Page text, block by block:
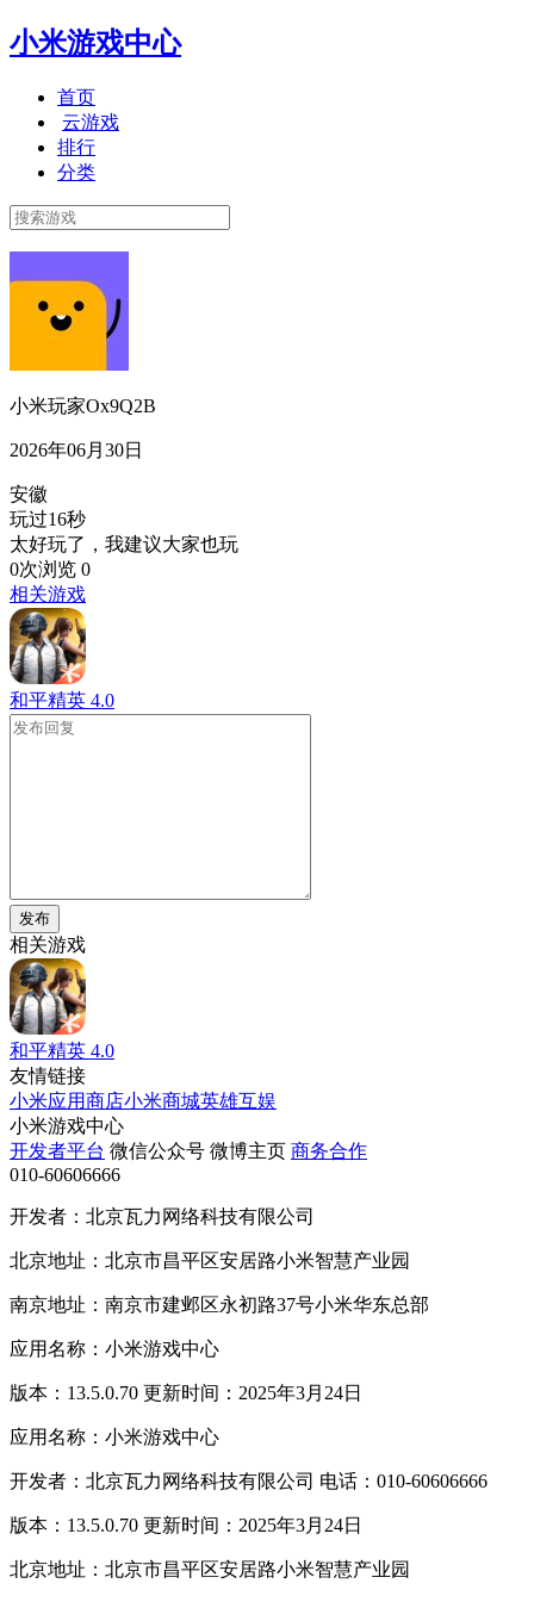
小米游戏中心
首页
云游戏
排行
分类
小米玩家Ox9Q2B
2026年06月30日
安徽
玩过16秒
太好玩了，我建议大家也玩
0次浏览 0
相关游戏
和平精英 4.0
发布
相关游戏
和平精英 4.0
友情链接
小米应用商店小米商城英雄互娱
小米游戏中心
开发者平台 微信公众号 微博主页 商务合作
010-60606666
开发者：北京瓦力网络科技有限公司
北京地址：北京市昌平区安居路小米智慧产业园
南京地址：南京市建邺区永初路37号小米华东总部
应用名称：小米游戏中心
版本：13.5.0.70 更新时间：2025年3月24日
应用名称：小米游戏中心
开发者：北京瓦力网络科技有限公司 电话：010-60606666
版本：13.5.0.70 更新时间：2025年3月24日
北京地址：北京市昌平区安居路小米智慧产业园